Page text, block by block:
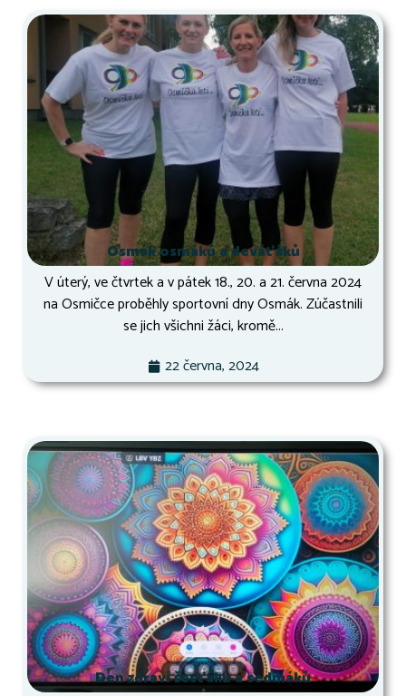
Osmák osmáků a deváťáků
V úterý, ve čtvrtek a v pátek 18., 20. a 21. června 2024
na Osmičce proběhly sportovní dny Osmák. Zúčastnili
se jich všichni žáci, kromě...
22 června, 2024
Den zdraví šesťáků a sedmáků